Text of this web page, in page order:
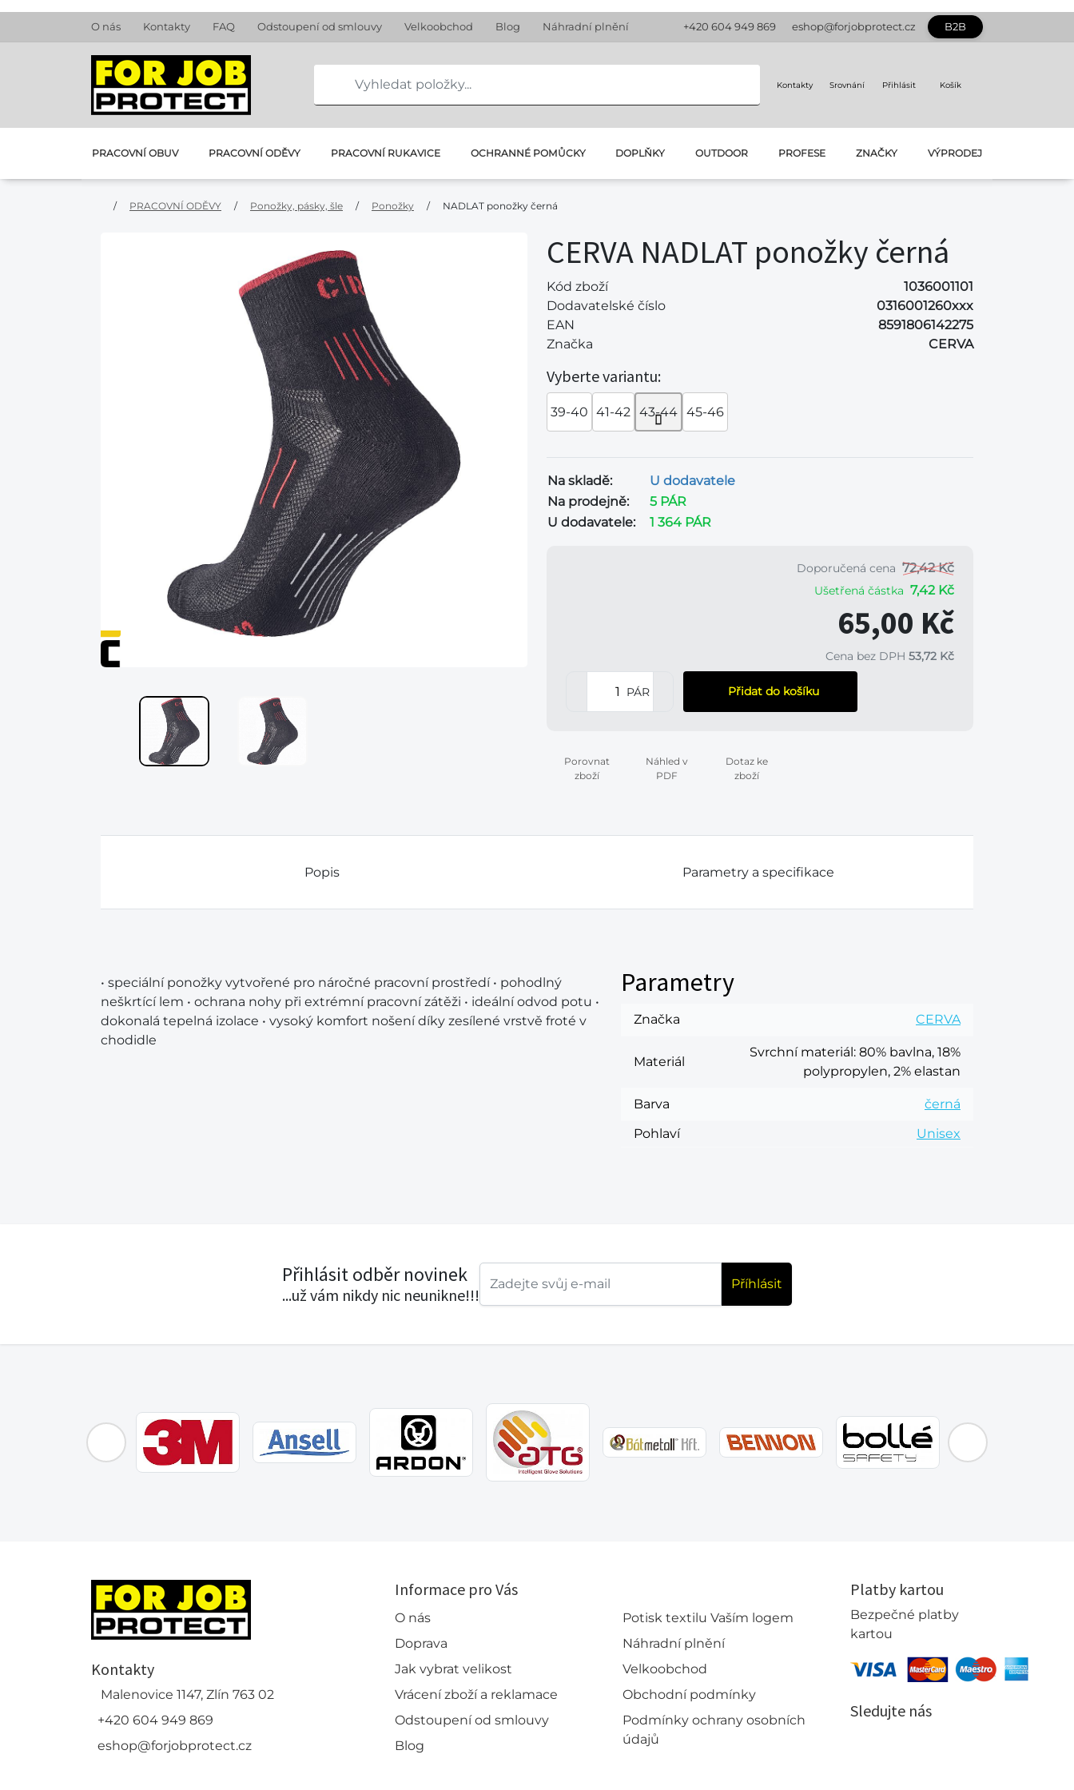
O nás Kontakty FAQ Odstoupení od smlouvy Velkoobchod Blog Náhradní plnění +420 604 949 869 eshop@forjobprotect.cz B2B
Kontakty Srovnání Přihlásit Košík
PRACOVNÍ OBUV PRACOVNÍ ODĚVY PRACOVNÍ RUKAVICE OCHRANNÉ POMŮCKY DOPLŇKY OUTDOOR PROFESE ZNAČKY VÝPRODEJ
/ PRACOVNÍ ODĚVY / Ponožky, pásky, šle / Ponožky / NADLAT ponožky černá
CERVA NADLAT ponožky černá
Kód zboží
1036001101
Dodavatelské číslo
0316001260xxx
EAN
8591806142275
Značka
CERVA
Vyberte variantu:
39-40 41-42 43-44 45-46
Na skladě:
U dodavatele
Na prodejně:
5 PÁR
U dodavatele:
1 364 PÁR
Doporučená cena 72,42 Kč
Ušetřená částka 7,42 Kč
65,00 Kč
Cena bez DPH 53,72 Kč
PÁR Přidat do košíku
Porovnat
zboží
Náhled v
PDF
Dotaz ke
zboží
Popis Parametry a specifikace
• speciální ponožky vytvořené pro náročné pracovní prostředí • pohodlný
neškrtící lem • ochrana nohy při extrémní pracovní zátěži • ideální odvod potu •
dokonalá tepelná izolace • vysoký komfort nošení díky zesílené vrstvě froté v
chodidle
Parametry
Značka CERVA
Materiál
Svrchní materiál: 80% bavlna, 18%
polypropylen, 2% elastan
Barva
černá
Pohlaví
Unisex
Přihlásit odběr novinek
...už vám nikdy nic neunikne!!!
Příhlásit
Kontakty
Malenovice 1147, Zlín 763 02
+420 604 949 869
eshop@forjobprotect.cz
Informace pro Vás
O nás
Doprava
Jak vybrat velikost
Vrácení zboží a reklamace
Odstoupení od smlouvy
Blog
Potisk textilu Vaším logem
Náhradní plnění
Velkoobchod
Obchodní podmínky
Podmínky ochrany osobních
údajů
Platby kartou
Bezpečné platby
kartou
Sledujte nás